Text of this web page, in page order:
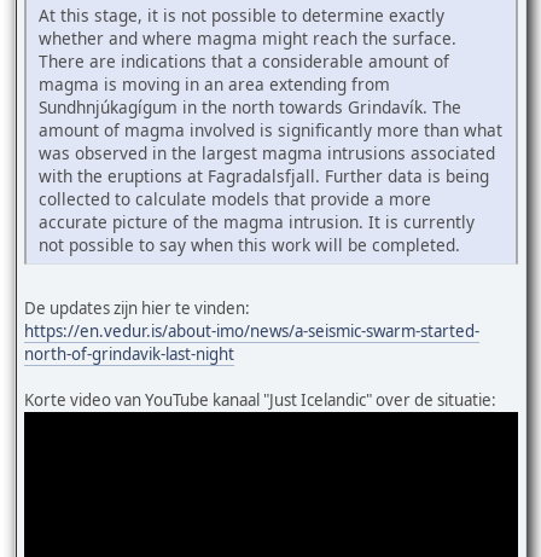
At this stage, it is not possible to determine exactly
whether and where magma might reach the surface.
There are indications that a considerable amount of
magma is moving in an area extending from
Sundhnjúkagígum in the north towards Grindavík. The
amount of magma involved is significantly more than what
was observed in the largest magma intrusions associated
with the eruptions at Fagradalsfjall. Further data is being
collected to calculate models that provide a more
accurate picture of the magma intrusion. It is currently
not possible to say when this work will be completed.
De updates zijn hier te vinden:
https://en.vedur.is/about-imo/news/a-seismic-swarm-started-
north-of-grindavik-last-night
Korte video van YouTube kanaal "Just Icelandic" over de situatie: